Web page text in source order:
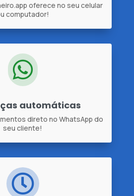
oferece no seu celular
computador!

automáticas
direto no WhatsApp do
seu cliente!
